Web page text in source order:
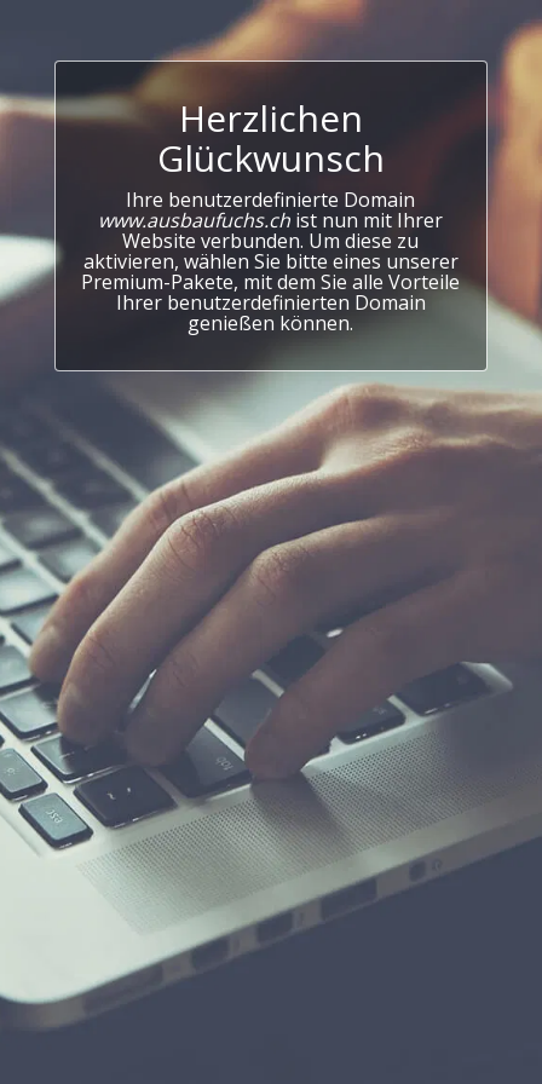
Herzlichen
Glückwunsch
Ihre benutzerdefinierte Domain
www.ausbaufuchs.ch ist nun mit Ihrer
Website verbunden. Um diese zu
aktivieren, wählen Sie bitte eines unserer
Premium-Pakete, mit dem Sie alle Vorteile
Ihrer benutzerdefinierten Domain
genießen können.